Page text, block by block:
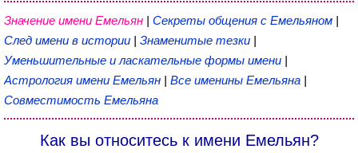
Значение имени Емельян | Секреты общения с Емельяном |
След имени в истории | Знаменитые тезки |
Уменьшительные и ласкательные формы имени |
Астрология имени Емельян | Все именины Емельяна |
Совместимость Емельяна
Как вы относитесь к имени Емельян?